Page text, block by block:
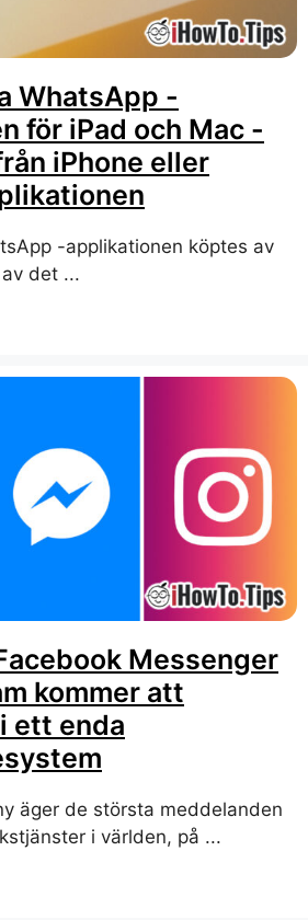
WhatsApp -
för iPad och Mac -
iPhone eller
-applikationen köptes av
det ...
Messenger
kommer att
ett enda
äger de största meddelanden
i världen, på ...